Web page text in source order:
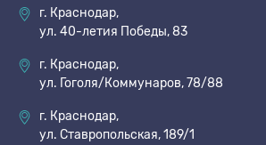
г. Краснодар,
ул. 40-летия Победы, 83
г. Краснодар,
ул. Гоголя/Коммунаров, 78/88
г. Краснодар,
ул. Ставропольская, 189/1